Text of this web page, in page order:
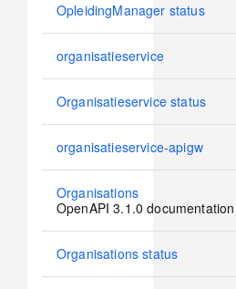
No
OpleidingManager status
No
organisatieservice
No
Organisatieservice status
No
organisatieservice-apigw
No
new
Organisations
OpenAPI 3.1.0
No
Organisations status